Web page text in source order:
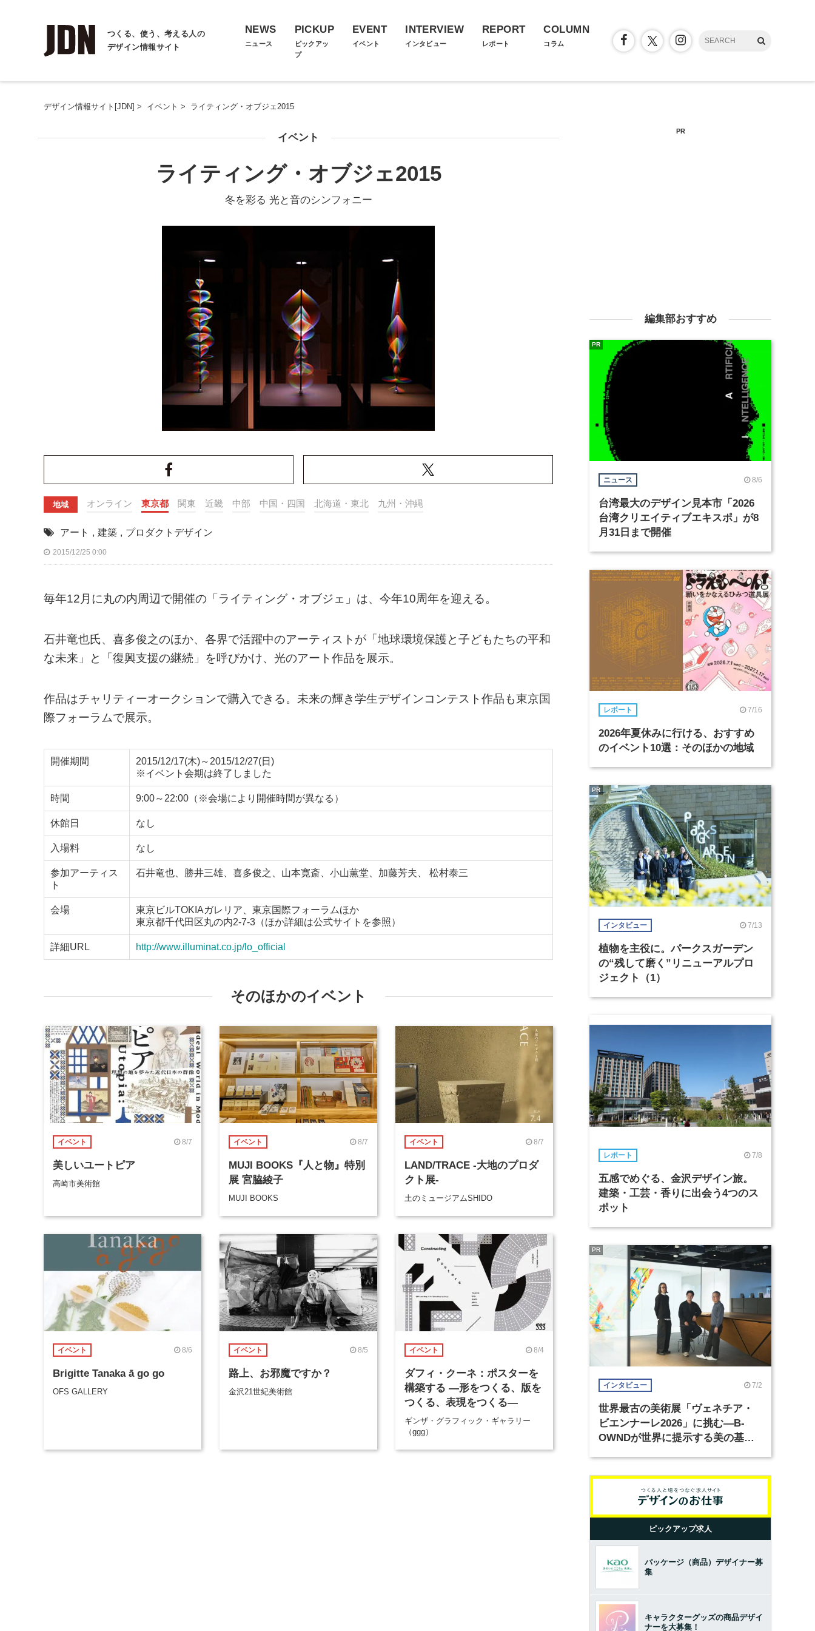
つくる、使う、考える人の
デザイン情報サイト
NEWS
ニュース
PICKUP
ピックアッ
プ
EVENT
イベント
INTERVIEW
インタビュー
REPORT
レポート
COLUMN
コラム
デザイン情報サイト[JDN] > イベント > ライティング・オブジェ2015
イベント
ライティング・オブジェ2015
冬を彩る 光と音のシンフォニー
地域 オンライン 東京都 関東 近畿 中部 中国・四国 北海道・東北 九州・沖縄
アート , 建築 , プロダクトデザイン
2015/12/25 0:00
毎年12月に丸の内周辺で開催の「ライティング・オブジェ」は、今年10周年を迎える。
石井竜也氏、喜多俊之のほか、各界で活躍中のアーティストが「地球環境保護と子どもたちの平和
な未来」と「復興支援の継続」を呼びかけ、光のアート作品を展示。
作品はチャリティーオークションで購入できる。未来の輝き学生デザインコンテスト作品も東京国
際フォーラムで展示。
開催期間
2015/12/17(木)～2015/12/27(日)
※イベント会期は終了しました
時間 9:00～22:00（※会場により開催時間が異なる）
休館日 なし
入場料 なし
参加アーティス
ト
石井竜也、勝井三雄、喜多俊之、山本寛斎、小山薫堂、加藤芳夫、 松村泰三
会場
東京ビルTOKIAガレリア、東京国際フォーラムほか
東京都千代田区丸の内2-7-3（ほか詳細は公式サイトを参照）
詳細URL http://www.illuminat.co.jp/lo_official
そのほかのイベント
イベント 8/7
美しいユートピア
高崎市美術館
イベント 8/7
MUJI BOOKS『人と物』特別
展 宮脇綾子
MUJI BOOKS
イベント 8/7
LAND/TRACE -大地のプロダ
クト展-
土のミュージアムSHIDO
イベント 8/6
Brigitte Tanaka ā go go
OFS GALLERY
イベント 8/5
路上、お邪魔ですか？
金沢21世紀美術館
イベント 8/4
ダフィ・クーネ：ポスターを
構築する ―形をつくる、版を
つくる、表現をつくる―
ギンザ・グラフィック・ギャラリー
（ggg）
PR
編集部おすすめ
ニュース 8/6
台湾最大のデザイン見本市「2026
台湾クリエイティブエキスポ」が8
月31日まで開催
PR
レポート 7/16
2026年夏休みに行ける、おすすめ
のイベント10選：そのほかの地域
インタビュー 7/13
植物を主役に。パークスガーデン
の“残して磨く”リニューアルプロ
ジェクト（1）
PR
レポート 7/8
五感でめぐる、金沢デザイン旅。
建築・工芸・香りに出会う4つのス
ポット
インタビュー 7/2
世界最古の美術展「ヴェネチア・
ビエンナーレ2026」に挑む―B-
OWNDが世界に提示する美の基準
PR
ピックアップ求人
パッケージ（商品）デザイナー募
集
キャラクターグッズの商品デザイ
ナーを大募集！